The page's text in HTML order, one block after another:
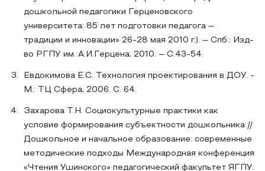
дошкольной педагогики Герценовского
университета: 85 лет подготовки педагога –
традиции и инновации» 26-28 мая 2010 г.). – Спб.: Изд-
во РГПУ им. А.И.Герцена, 2010. – С.43-54.
Евдокимова Е.С. Технология проектирования в ДОУ. -
М.: ТЦ Сфера, 2006. С. 64.
Захарова Т.Н. Социокультурные практики как
условие формирования субъектности дошкольника //
Дошкольное и начальное образование: современные
методические подходы Международная конференция
«Чтения Ушинского» педагогический факультет ЯГПУ.